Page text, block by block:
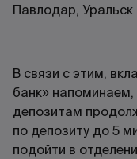
Павлодар,
В связи с этим,
банк»
депозитам
по депозиту до 5
подойти в